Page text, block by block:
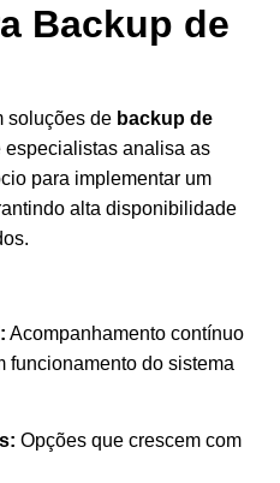
Backup de
soluções de backup de
especialistas analisa as
para implementar um
alta disponibilidade
Acompanhamento contínuo
funcionamento do sistema
Opções que crescem com